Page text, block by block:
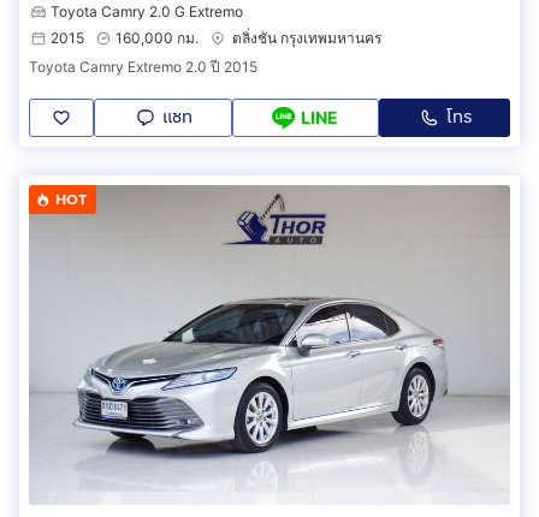
Toyota Camry 2.0 G Extremo
2015
160,000 กม.
ตลิ่งชัน กรุงเทพมหานคร
Toyota Camry Extremo 2.0 ปี 2015
แชท LINE โทร
HOT